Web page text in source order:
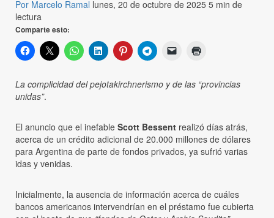
Por Marcelo Ramal lunes, 20 de octubre de 2025 5 min de
lectura
Comparte esto:
La complicidad del pejotakirchnerismo y de las “provincias
unidas”.
El anuncio que el inefable Scott Bessent realizó días atrás,
acerca de un crédito adicional de 20.000 millones de dólares
para Argentina de parte de fondos privados, ya sufrió varias
idas y venidas.
Inicialmente, la ausencia de información acerca de cuáles
bancos americanos intervendrían en el préstamo fue cubierta